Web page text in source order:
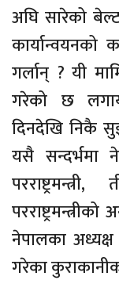
अघि सारेको
कार्यान्वयनको
गर्लान् ? यी
गरेको छ
दिनदेखि निकै
यसै सन्दर्भमा
नेपालका अध्यक्ष
गरेका